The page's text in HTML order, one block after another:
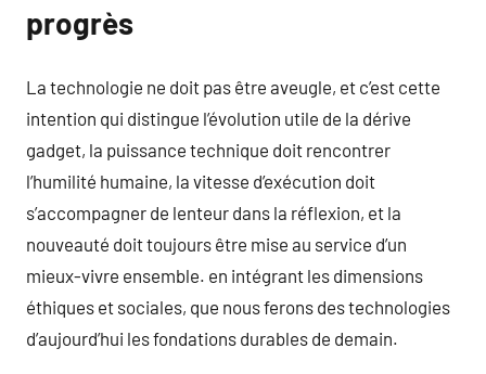
progrès
La technologie ne doit pas être aveugle, et c’est cette
intention qui distingue l’évolution utile de la dérive
gadget, la puissance technique doit rencontrer
l’humilité humaine, la vitesse d’exécution doit
s’accompagner de lenteur dans la réflexion, et la
nouveauté doit toujours être mise au service d’un
mieux-vivre ensemble. en intégrant les dimensions
éthiques et sociales, que nous ferons des technologies
d’aujourd’hui les fondations durables de demain.